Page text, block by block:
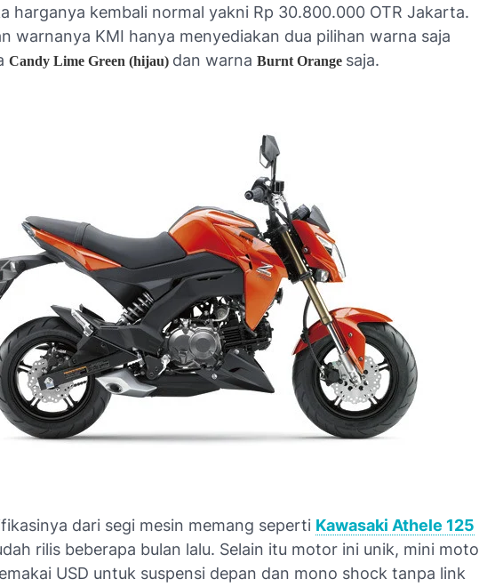
harganya kembali normal yakni Rp 30.800.000 OTR Jakarta.
warnanya KMI hanya menyediakan dua pilihan warna saja
Candy Lime Green (hijau) dan warna Burnt Orange saja.
dari segi mesin memang seperti Kawasaki Athele 125
rilis beberapa bulan lalu. Selain itu motor ini unik, mini moto
USD untuk suspensi depan dan mono shock tanpa link